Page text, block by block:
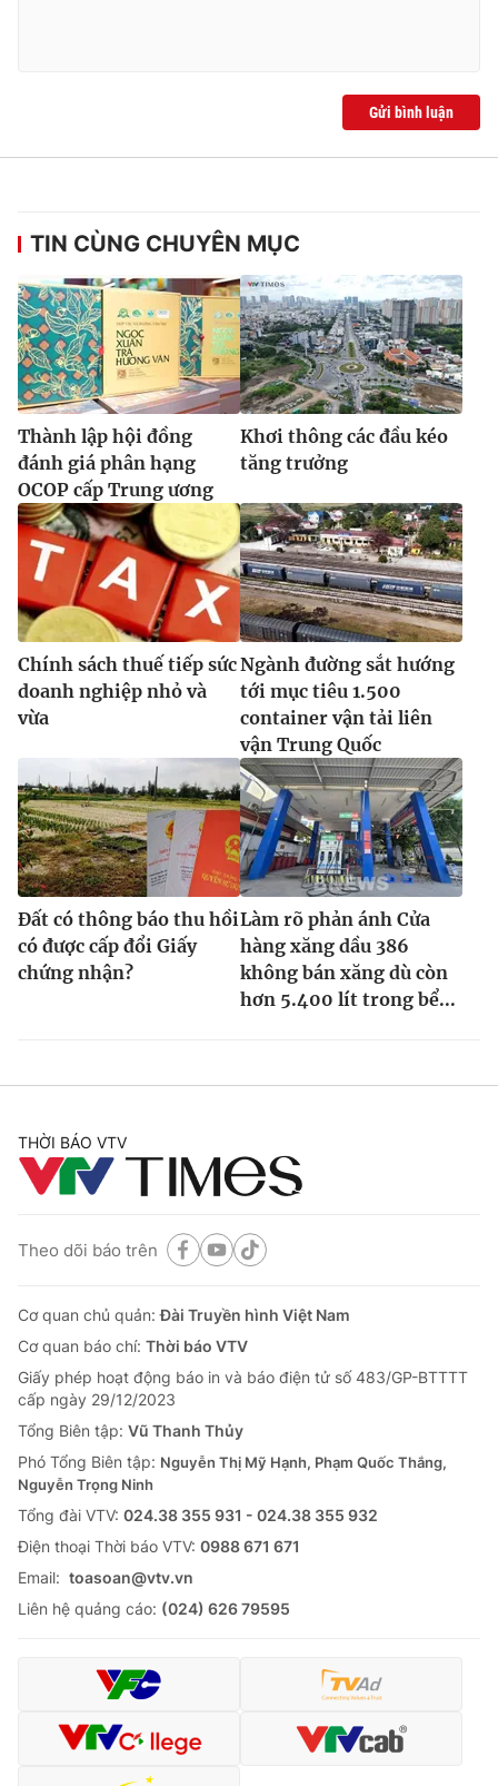
Gửi bình luận
TIN CÙNG CHUYÊN MỤC
Thành lập hội đồng
đánh giá phân hạng
OCOP cấp Trung ương
Khơi thông các đầu kéo
tăng trưởng
Chính sách thuế tiếp sức
doanh nghiệp nhỏ và
vừa
Ngành đường sắt hướng
tới mục tiêu 1.500
container vận tải liên
vận Trung Quốc
Đất có thông báo thu hồi
có được cấp đổi Giấy
chứng nhận?
Làm rõ phản ánh Cửa
hàng xăng dầu 386
không bán xăng dù còn
hơn 5.400 lít trong bể...
THỜI BÁO VTV
Theo dõi báo trên
Cơ quan chủ quản:Đài Truyền hình Việt Nam
Cơ quan báo chí: Thời báo VTV
Giấy phép hoạt động báo in và báo điện tử số 483/GP-BTTTT
cấp ngày 29/12/2023
Tổng Biên tập: Vũ Thanh Thủy
Phó Tổng Biên tập: Nguyễn Thị Mỹ Hạnh, Phạm Quốc Thắng,
Nguyễn Trọng Ninh
Tổng đài VTV: 024.38 355 931 - 024.38 355 932
Ðiện thoại Thời báo VTV: 0988 671 671
Email: toasoan@vtv.vn
Liên hệ quảng cáo: (024) 626 79595